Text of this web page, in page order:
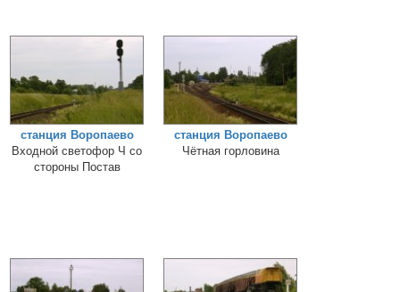
станция Воропаево
Входной светофор Ч со
стороны Постав
станция Воропаево
Чётная горловина